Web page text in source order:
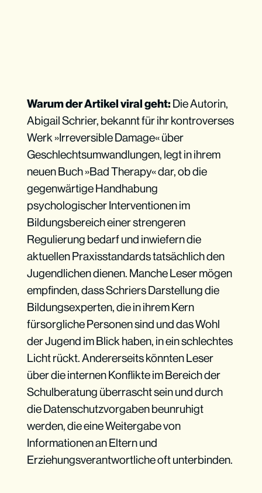
Warum der Artikel viral geht: Die Autorin,
Abigail Schrier, bekannt für ihr kontroverses
Werk »Irreversible Damage« über
Geschlechtsumwandlungen, legt in ihrem
neuen Buch »Bad Therapy« dar, ob die
gegenwärtige Handhabung
psychologischer Interventionen im
Bildungsbereich einer strengeren
Regulierung bedarf und inwiefern die
aktuellen Praxisstandards tatsächlich den
Jugendlichen dienen. Manche Leser mögen
empfinden, dass Schriers Darstellung die
Bildungsexperten, die in ihrem Kern
fürsorgliche Personen sind und das Wohl
der Jugend im Blick haben, in ein schlechtes
Licht rückt. Andererseits könnten Leser
über die internen Konflikte im Bereich der
Schulberatung überrascht sein und durch
die Datenschutzvorgaben beunruhigt
werden, die eine Weitergabe von
Informationen an Eltern und
Erziehungsverantwortliche oft unterbinden.